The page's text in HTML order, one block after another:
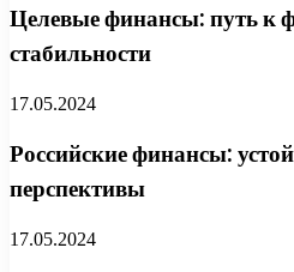
Целевые финансы: путь к
стабильности
17.05.2024
Российские финансы:
перспективы
17.05.2024